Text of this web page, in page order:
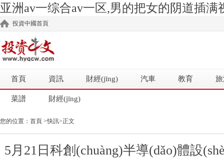
亚洲av一综合av一区,男的把女的阴道插
投資中國首頁
首頁 資訊 財經(jīng) 汽車 教育
菜譜 財經(jīng)
您的位置： 首頁 >快訊>正文
5月21日科創(chuàng)半導(dǎo)體設